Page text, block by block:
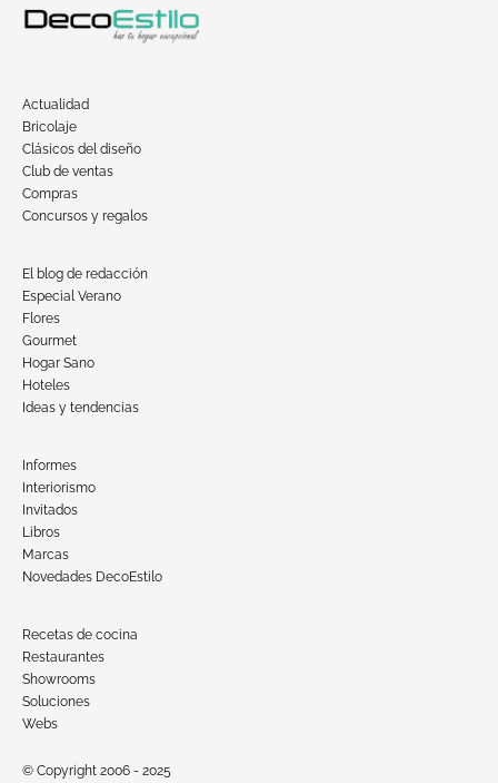
Actualidad
Bricolaje
Clásicos del diseño
Club de ventas
Compras
Concursos y regalos
El blog de redacción
Especial Verano
Flores
Gourmet
Hogar Sano
Hoteles
Ideas y tendencias
Informes
Interiorismo
Invitados
Libros
Marcas
Novedades DecoEstilo
Recetas de cocina
Restaurantes
Showrooms
Soluciones
Webs
© Copyright 2006 - 2025